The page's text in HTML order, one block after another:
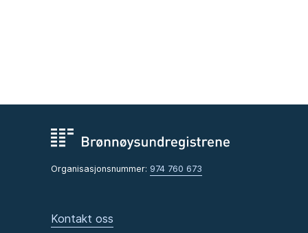
Organisasjonsnummer: 974 760 673
Kontakt oss